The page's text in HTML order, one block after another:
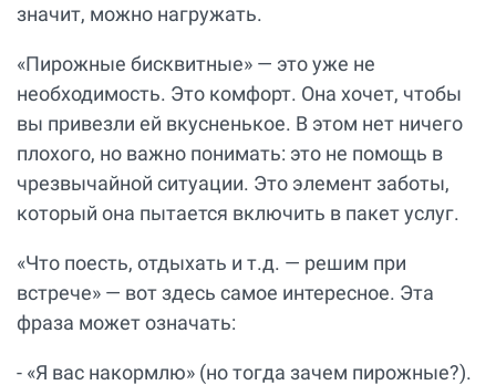
значит, можно нагружать.
«Пирожные бисквитные» — это уже не
необходимость. Это комфорт. Она хочет, чтобы
вы привезли ей вкусненькое. В этом нет ничего
плохого, но важно понимать: это не помощь в
чрезвычайной ситуации. Это элемент заботы,
который она пытается включить в пакет услуг.
«Что поесть, отдыхать и т.д. — решим при
встрече» — вот здесь самое интересное. Эта
фраза может означать:
- «Я вас накормлю» (но тогда зачем пирожные?).